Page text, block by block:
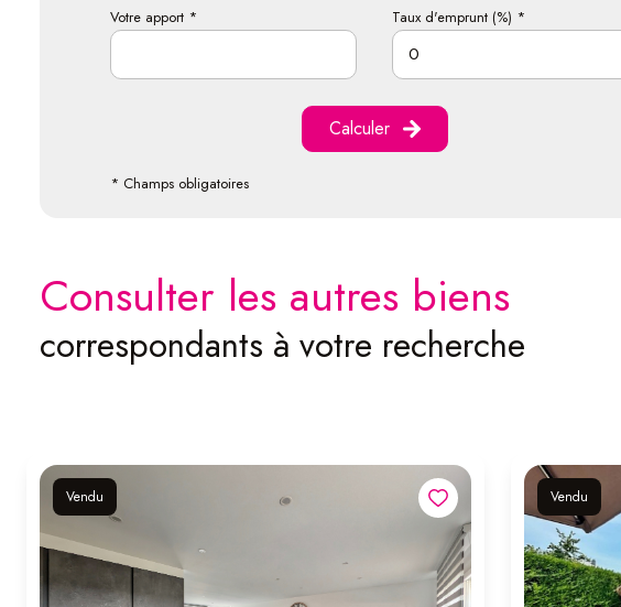
Votre apport * Taux d'emprunt (%) *
Calculer
* Champs obligatoires
consulter les autres biens
correspondants à votre recherche
Vendu Vendu